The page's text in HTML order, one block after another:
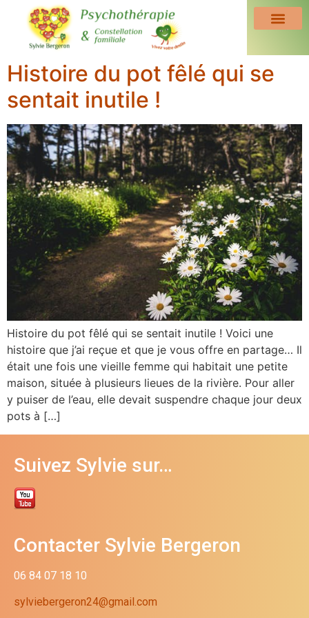
Histoire du pot fêlé qui se
sentait inutile !
Histoire du pot fêlé qui se sentait inutile ! Voici une
histoire que j’ai reçue et que je vous offre en partage… Il
était une fois une vieille femme qui habitait une petite
maison, située à plusieurs lieues de la rivière. Pour aller
y puiser de l’eau, elle devait suspendre chaque jour deux
pots à […]
Suivez Sylvie sur…
Contacter Sylvie Bergeron
06 84 07 18 10
sylviebergeron24@gmail.com